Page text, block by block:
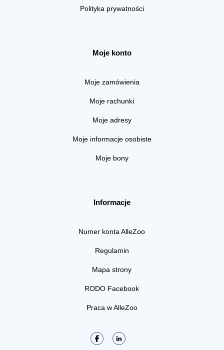
Polityka prywatności
Moje konto
Moje zamówienia
Moje rachunki
Moje adresy
Moje informacje osobiste
Moje bony
Informacje
Numer konta AlleZoo
Regulamin
Mapa strony
RODO Facebook
Praca w AlleZoo